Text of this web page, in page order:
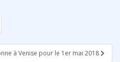
à Venise pour le 1er mai 2018